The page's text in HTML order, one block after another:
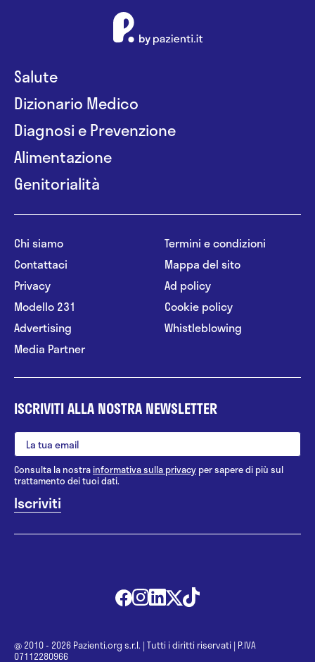
Chirurgia della mano
Chirurgia della spalla
Chirurgia epato biliare
Chirurgia generale
Chirurgia laparoscopica
Chirurgia maxillo facciale
Chirurgia oncologica
Chirurgia orale
Chirurgia pediatrica
Chirurgia refrattiva
Chirurgia senologica
Chirurgia toracica
Chirurgia toracico-vascolare
Consueling ginecologico BioRep
Counseling
Criminologia
Salute
Dizionario Medico
Diagnosi e Prevenzione
Alimentazione
Genitorialità
Chi siamo
Contattaci
Privacy
Modello 231
Advertising
Media Partner
Termini e condizioni
Mappa del sito
Ad policy
Cookie policy
Whistleblowing
ISCRIVITI ALLA NOSTRA NEWSLETTER
Consulta la nostrainformativa sulla privacy per sapere di più sul
trattamento dei tuoi dati.
@ 2010 - 2026 Pazienti.org s.r.l. | Tutti i diritti riservati | P.IVA
07112280966